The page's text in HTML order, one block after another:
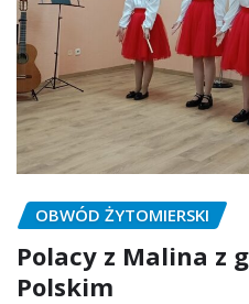
OBWÓD ŻYTOMIERSKI
Polacy z Malina z
Polskim